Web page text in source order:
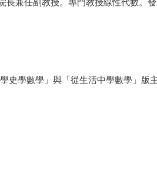
兼任副教授。專門教授線性代數。發
史學數學」與「從生活中學數學」版主